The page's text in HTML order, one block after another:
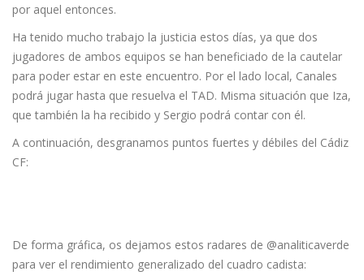
por aquel entonces.
Ha tenido mucho trabajo la justicia estos días, ya que dos
jugadores de ambos equipos se han beneficiado de la cautelar
para poder estar en este encuentro. Por el lado local, Canales
podrá jugar hasta que resuelva el TAD. Misma situación que Iza,
que también la ha recibido y Sergio podrá contar con él.
A continuación, desgranamos puntos fuertes y débiles del Cádiz
CF:
De forma gráfica, os dejamos estos radares de @analiticaverde
para ver el rendimiento generalizado del cuadro cadista: